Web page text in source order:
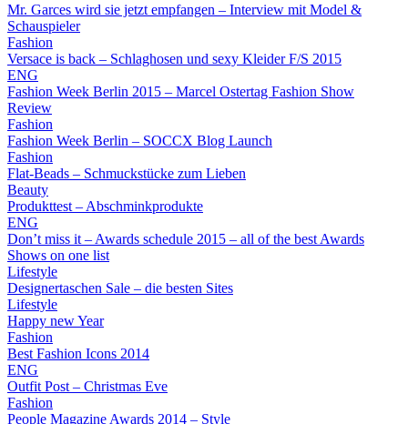
Mr. Garces wird sie jetzt empfangen – Interview mit Model &
Schauspieler
Fashion
Versace is back – Schlaghosen und sexy Kleider F/S 2015
ENG
Fashion Week Berlin 2015 – Marcel Ostertag Fashion Show
Review
Fashion
Fashion Week Berlin – SOCCX Blog Launch
Fashion
Flat-Beads – Schmuckstücke zum Lieben
Beauty
Produkttest – Abschminkprodukte
ENG
Don’t miss it – Awards schedule 2015 – all of the best Awards
Shows on one list
Lifestyle
Designertaschen Sale – die besten Sites
Lifestyle
Happy new Year
Fashion
Best Fashion Icons 2014
ENG
Outfit Post – Christmas Eve
Fashion
People Magazine Awards 2014 – Style